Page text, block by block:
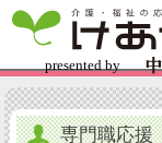
専門職応援